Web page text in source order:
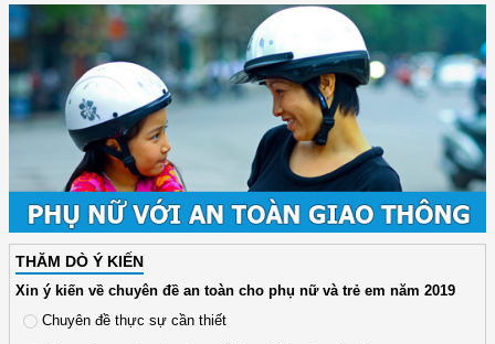
THĂM DÒ Ý KIẾN
Xin ý kiến về chuyên đề an toàn cho phụ nữ và trẻ em năm 2019
Chuyên đề thực sự cần thiết